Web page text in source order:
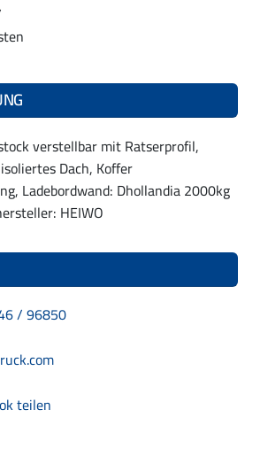
verstellbar mit Ratserprofil,
Dach, Koffer
Ladebordwand: Dhollandia 2000kg
HEIWO
/ 96850
teilen